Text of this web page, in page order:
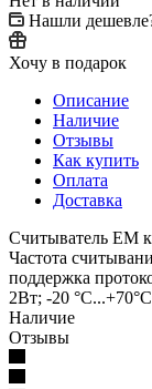
Нашли
Хочу в подарок
Описание
Наличие
Отзывы
Как купить
Оплата
Доставка
Считыватель EM
Частота
поддержка
2Вт; -20
Наличие
Отзывы